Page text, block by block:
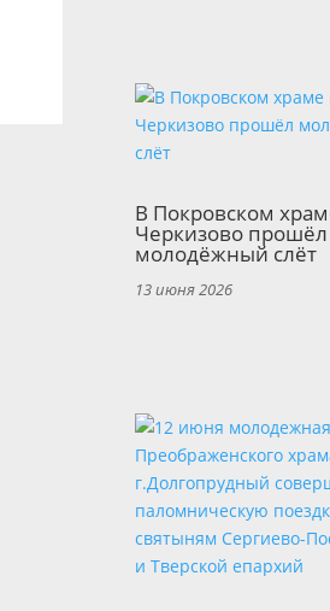
В Покровском
Черкизово прошёл
молодёжный слёт
13 июня 2026